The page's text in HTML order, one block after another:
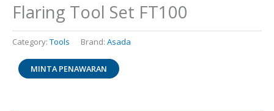
Flaring Tool Set FT100
Category: Tools Brand: Asada
MINTA PENAWARAN